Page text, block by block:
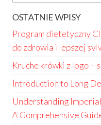
OSTATNIE WPISY
Program dietetyczny
do zdrowia i lepszej
Kruche krówki z logo –
Introduction to Long
Understanding
A Comprehensive